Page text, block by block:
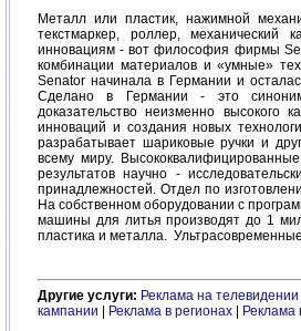
Металл или пластик, нажимной
текстмаркер, роллер,
инновациям - вот философия фирмы
комбинации материалов и «умные»
Senator начинала в Германии и
Сделано в Германии - это
доказательство неизменно высокого
инноваций и создания новых
разрабатывает шариковые ручки и
всему миру.
результатов научно -
принадлежностей. Отдел по
На собственном оборудовании с
машины для литья производят до 1
пластика и металла.
Другие услуги: Реклама на телевидении
кампании
Реклама в регионах Реклама